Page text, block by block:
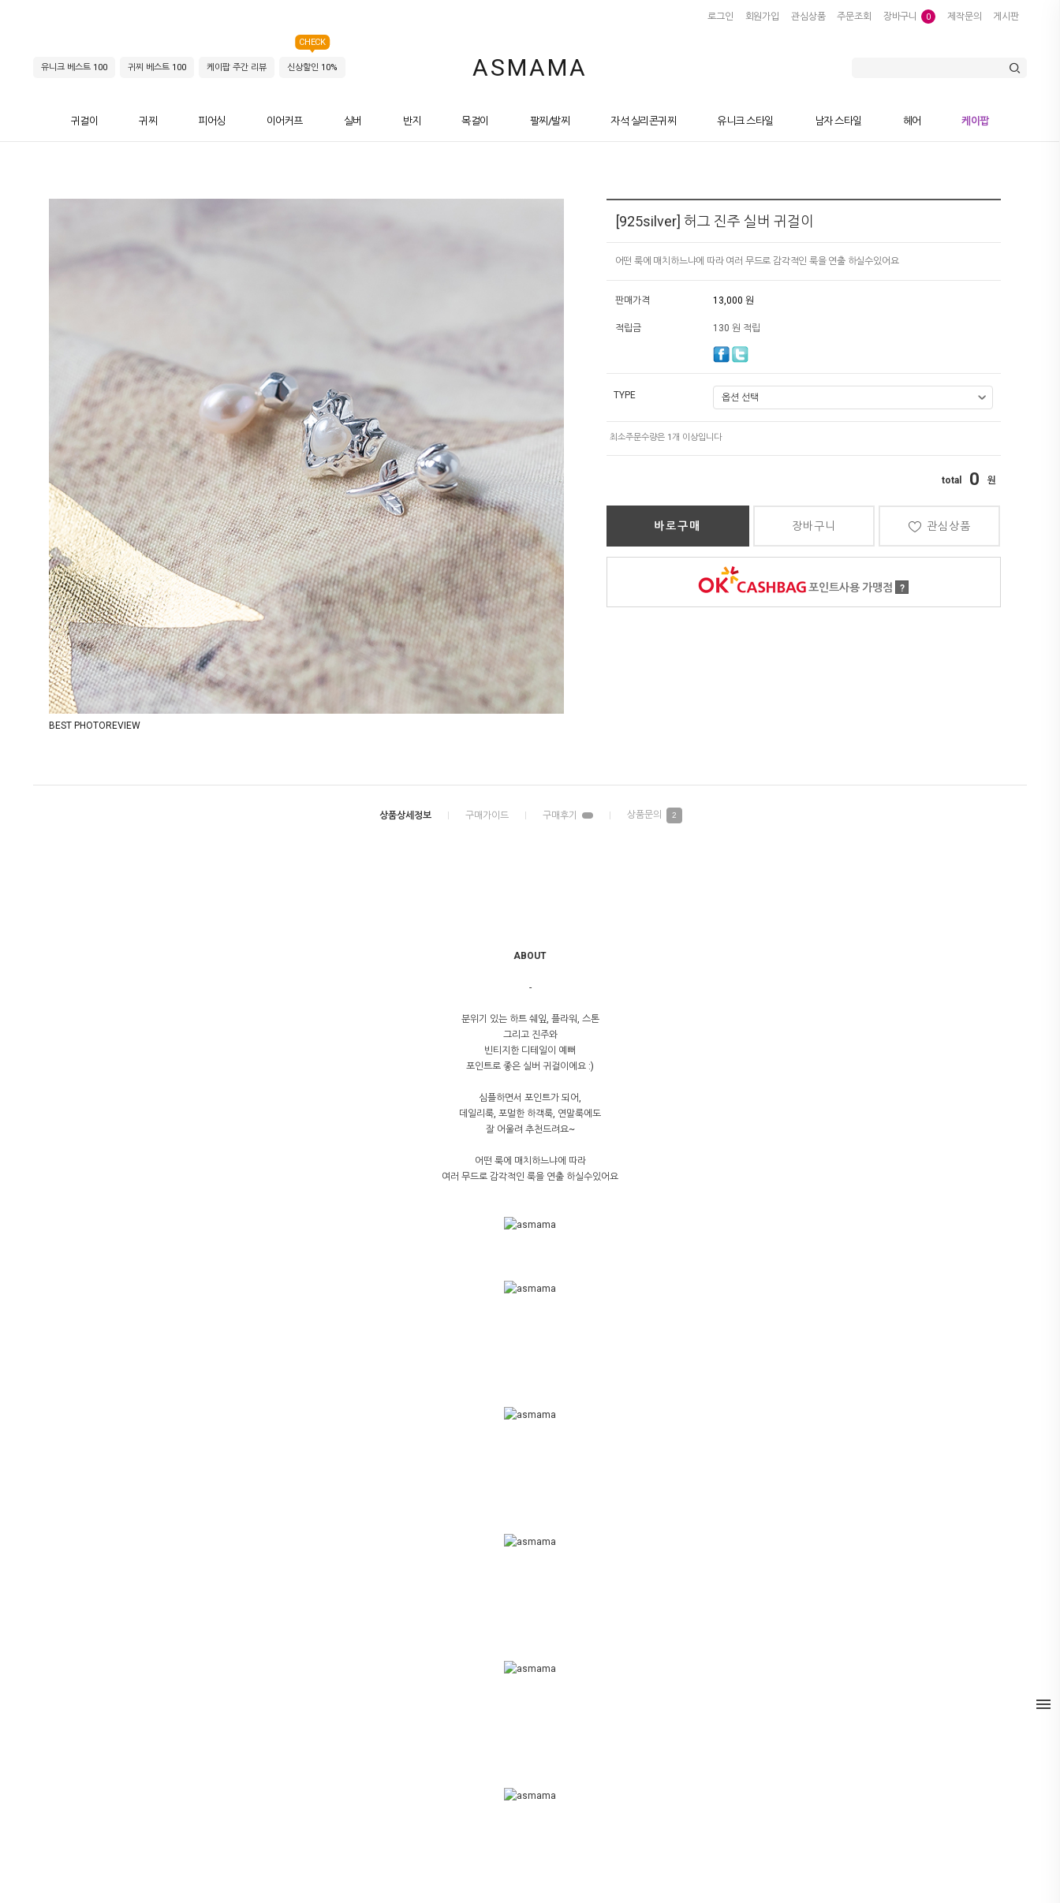
로그인 회원가입 관심상품 주문조회 장바구니 0 제작문의 게시판
ASMAMA
유니크 베스트 100 귀찌 베스트 100 케이팝 주간 리뷰 신상할인 10%
CHECK
귀걸이 귀찌 피어싱 이어커프 실버 반지 목걸이 팔찌/발찌 자석 실리콘귀찌 유니크 스타일 남자 스타일 헤어 케이팝
BEST PHOTOREVIEW
[925silver] 허그 진주 실버 귀걸이
어떤 룩에 매치하느냐에 따라 여러 무드로 감각적인 룩을 연출 하실수있어요
판매가격 13,000 원
적립금 130 원 적립
TYPE
0
바로구매 장바구니 관심상품
포인트사용 가맹점 ?
2
ABOUT
-
분위기 있는 하트 쉐잎, 플라워, 스톤
그리고 진주와
빈티지한 디테일이 예뻐
포인트로 좋은 실버 귀걸이에요 :)
심플하면서 포인트가 되어,
데일리룩, 포멀한 하객룩, 연말룩에도
잘 어울려 추천드려요~
어떤 룩에 매치하느냐에 따라
여러 무드로 감각적인 룩을 연출 하실수있어요